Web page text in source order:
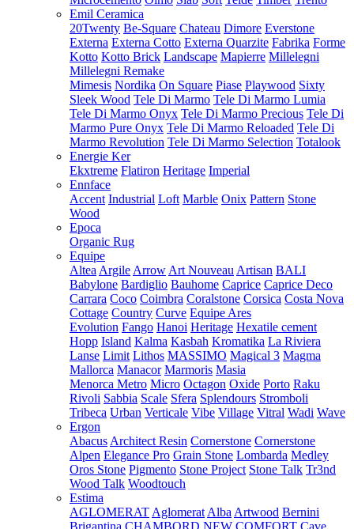
Emil Ceramica
20Twenty Be-Square Chateau Dimore Everstone
Externa Externa Cotto Externa Quarzite Fabrika Forme
Kotto Kotto Brick Landscape Mapierre Millelegni
Millelegni Remake
Mimesis Nordika On Square Piase Playwood Sixty
Sleek Wood Tele Di Marmo Tele Di Marmo Lumia
Tele Di Marmo Onyx Tele Di Marmo Precious Tele Di
Marmo Pure Onyx Tele Di Marmo Reloaded Tele Di
Marmo Revolution Tele Di Marmo Selection Totalook
Energie Ker
Ekxtreme Flatiron Heritage Imperial
Ennface
Accent Industrial Loft Marble Onix Pattern Stone
Wood
Epoca
Organic Rug
Equipe
Altea Argile Arrow Art Nouveau Artisan BALI
Babylone Bardiglio Bauhome Caprice Caprice Deco
Carrara Coco Coimbra Coralstone Corsica Costa Nova
Cottage Country Curve Equipe Ares
Evolution Fango Hanoi Heritage Hexatile cement
Hopp Island Kalma Kasbah Kromatika La Riviera
Lanse Limit Lithos MASSIMO Magical 3 Magma
Mallorca Manacor Marmoris Masia
Menorca Metro Micro Octagon Oxide Porto Raku
Rivoli Sabbia Scale Sfera Splendours Stromboli
Tribeca Urban Verticale Vibe Village Vitral Wadi Wave
Ergon
Abacus Architect Resin Cornerstone Cornerstone
Alpen Elegance Pro Grain Stone Lombarda Medley
Oros Stone Pigmento Stone Project Stone Talk Tr3nd
Wood Talk Woodtouch
Estima
AGLOMERAT Aglomerat Alba Artwood Bernini